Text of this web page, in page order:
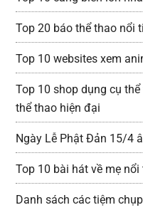
Top 20 báo thể thao nổi
Top 10 websites xem
Top 10 shop dụng cụ
thể thao hiện đại
Ngày Lễ Phật Đản 15/4
Top 10 bài hát về mẹ
Danh sách các tiệm